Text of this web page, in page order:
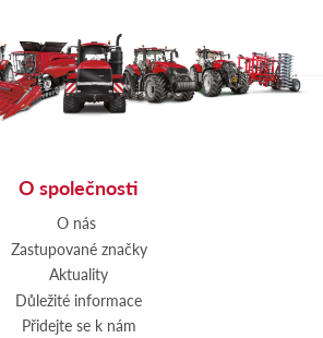
O společnosti
O nás
Zastupované značky
Aktuality
Důležité informace
Přidejte se k nám